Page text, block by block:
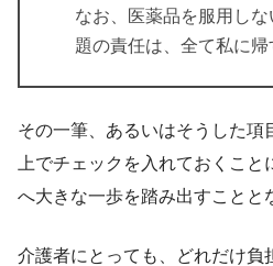
なお、医薬品を服用し
題の責任は、全て私に帰
その一筆、あるいはそうした項
上でチェックを入れておくこと
へ大きな一歩を踏み出すことと
介護者にとっても、どれだけ負